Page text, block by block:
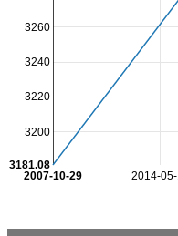
2014-
2007-10-29
3200
3220
3240
3260
3181.08